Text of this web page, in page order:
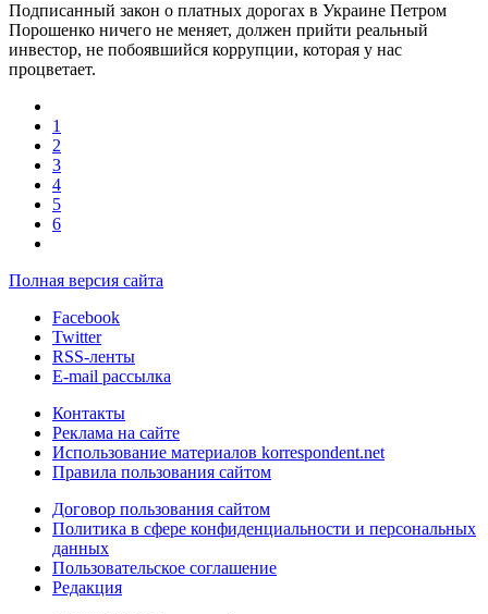
Подписанный закон о платных дорогах в Украине Петром
Порошенко ничего не меняет, должен прийти реальный
инвестор, не побоявшийся коррупции, которая у нас
процветает.
1
2
3
4
5
6
Полная версия сайта
Facebook
Twitter
RSS-ленты
E-mail рассылка
Контакты
Реклама на сайте
Использование материалов korrespondent.net
Правила пользования сайтом
Договор пользования сайтом
Политика в сфере конфиденциальности и персональных
данных
Пользовательское соглашение
Редакция